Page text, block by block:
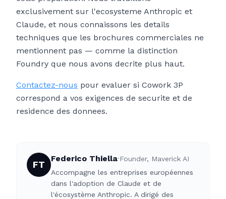
exclusivement sur l'ecosysteme Anthropic et
Claude, et nous connaissons les details
techniques que les brochures commerciales ne
mentionnent pas — comme la distinction
Foundry que nous avons decrite plus haut.
Contactez-nous pour evaluer si Cowork 3P
correspond a vos exigences de securite et de
residence des donnees.
FT
Federico Thiella·Founder, Maverick AI
Accompagne les entreprises européennes
dans l'adoption de Claude et de
l'écosystème Anthropic. A dirigé des